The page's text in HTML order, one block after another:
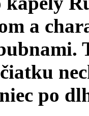
a
po